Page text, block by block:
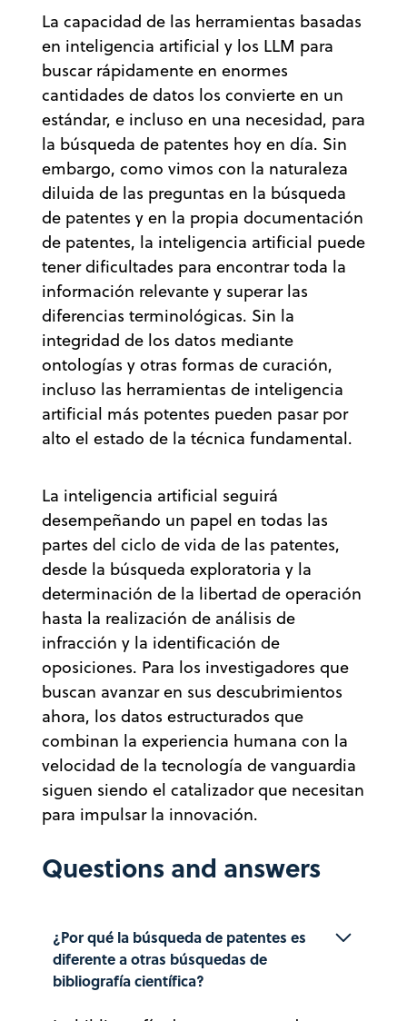
La capacidad de las herramientas basadas
en inteligencia artificial y los LLM para
buscar rápidamente en enormes
cantidades de datos los convierte en un
estándar, e incluso en una necesidad, para
la búsqueda de patentes hoy en día. Sin
embargo, como vimos con la naturaleza
diluida de las preguntas en la búsqueda
de patentes y en la propia documentación
de patentes, la inteligencia artificial puede
tener dificultades para encontrar toda la
información relevante y superar las
diferencias terminológicas. Sin la
integridad de los datos mediante
ontologías y otras formas de curación,
incluso las herramientas de inteligencia
artificial más potentes pueden pasar por
alto el estado de la técnica fundamental.
La inteligencia artificial seguirá
desempeñando un papel en todas las
partes del ciclo de vida de las patentes,
desde la búsqueda exploratoria y la
determinación de la libertad de operación
hasta la realización de análisis de
infracción y la identificación de
oposiciones. Para los investigadores que
buscan avanzar en sus descubrimientos
ahora, los datos estructurados que
combinan la experiencia humana con la
velocidad de la tecnología de vanguardia
siguen siendo el catalizador que necesitan
para impulsar la innovación.
Questions and answers
¿Por qué la búsqueda de patentes es
diferente a otras búsquedas de
bibliografía científica?